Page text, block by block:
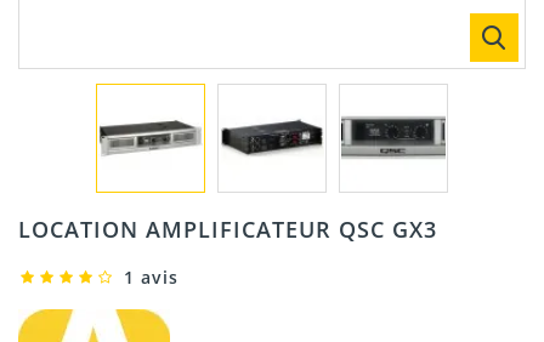
LOCATION AMPLIFICATEUR QSC GX3
1 avis